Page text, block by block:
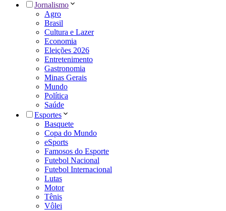
Jornalismo
Agro
Brasil
Cultura e Lazer
Economia
Eleições 2026
Entretenimento
Gastronomia
Minas Gerais
Mundo
Política
Saúde
Esportes
Basquete
Copa do Mundo
eSports
Famosos do Esporte
Futebol Nacional
Futebol Internacional
Lutas
Motor
Tênis
Vôlei